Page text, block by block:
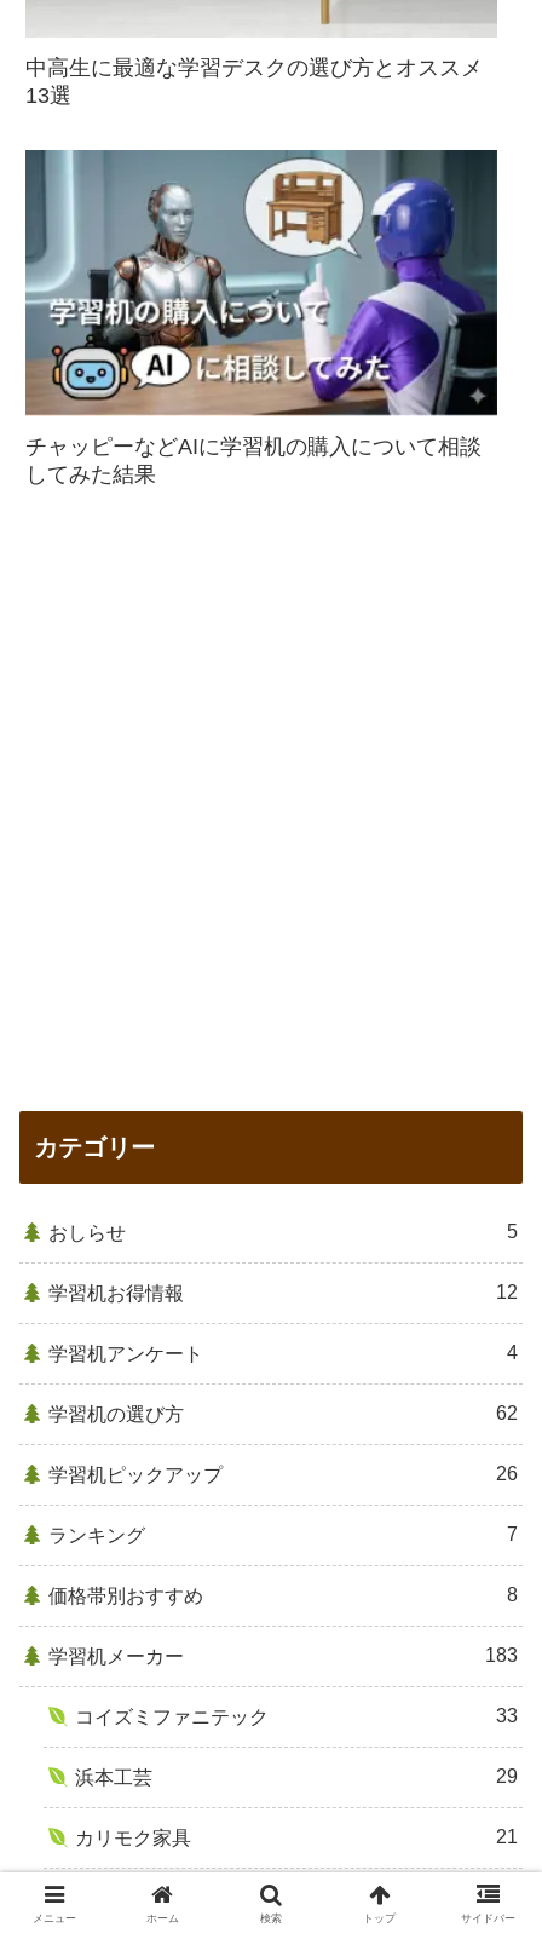
中高生に最適な学習デスクの選び方とオススメ
13選
チャッピーなどAIに学習机の購入について相談
してみた結果
カテゴリー
おしらせ 5
学習机お得情報 12
学習机アンケート 4
学習机の選び方 62
学習机ピックアップ 26
ランキング 7
価格帯別おすすめ 8
学習机メーカー 183
コイズミファニテック 33
浜本工芸 29
カリモク家具 21
イトーキ 15
メニュー ホーム 検索 トップ サイドバー